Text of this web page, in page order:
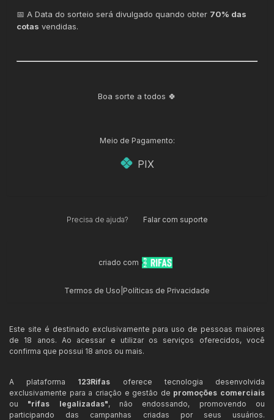
📅 A Data do sorteio será divulgado quando obter 70% das
cotas vendidas.
Boa sorte a todos 🍀
Meio de Pagamento:
PIX
Precisa de ajuda? Falar com suporte
criado com
Termos de Uso Políticas de Privacidade
Este site é destinado exclusivamente para uso de pessoas maiores
de 18 anos. Ao acessar e utilizar os serviços oferecidos, você
confirma que possui 18 anos ou mais.
A plataforma 123Rifas oferece tecnologia desenvolvida
exclusivamente para a criação e gestão de promoções comerciais
ou "rifas legalizadas", não endossando, promovendo ou
participando das campanhas criadas por seus usuários.